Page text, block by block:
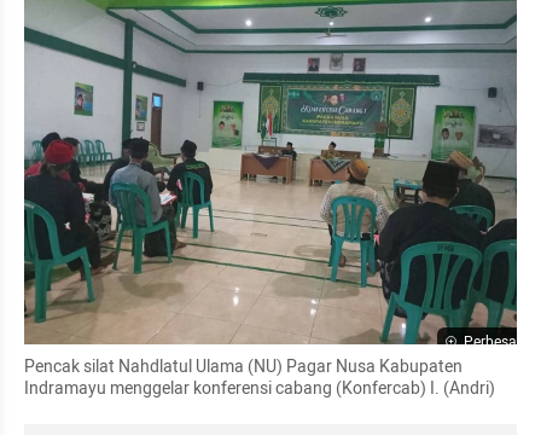
Perbesar
Pencak silat Nahdlatul Ulama (NU) Pagar Nusa Kabupaten
Indramayu menggelar konferensi cabang (Konfercab) I. (Andri)